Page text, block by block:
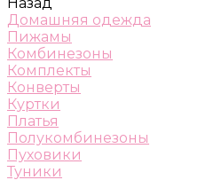
Домашняя одежда
Пижамы
Комбинезоны
Комплекты
Конверты
Куртки
Платья
Полукомбинезоны
Пуховики
Туники